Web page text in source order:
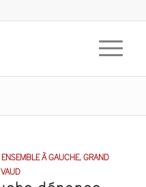
ENSEMBLE À GAUCHE,GRAND
VAUD